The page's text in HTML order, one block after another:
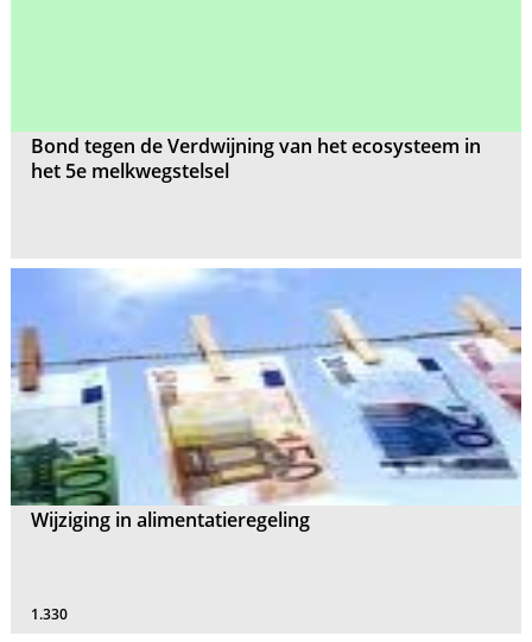
Bond tegen de Verdwijning van het ecosysteem in
het 5e melkwegstelsel
Wijziging in alimentatieregeling
1.330